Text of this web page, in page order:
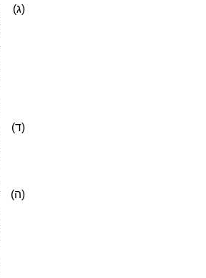
(ג)
(ד)
(ה)